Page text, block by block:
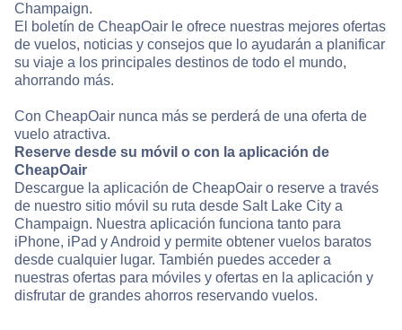
Champaign.
El boletín de CheapOair le ofrece nuestras mejores ofertas
de vuelos, noticias y consejos que lo ayudarán a planificar
su viaje a los principales destinos de todo el mundo,
ahorrando más.
Con CheapOair nunca más se perderá de una oferta de
vuelo atractiva.
Reserve desde su móvil o con la aplicación de
CheapOair
Descargue la aplicación de CheapOair o reserve a través
de nuestro sitio móvil su ruta desde Salt Lake City a
Champaign. Nuestra aplicación funciona tanto para
iPhone, iPad y Android y permite obtener vuelos baratos
desde cualquier lugar. También puedes acceder a
nuestras ofertas para móviles y ofertas en la aplicación y
disfrutar de grandes ahorros reservando vuelos.